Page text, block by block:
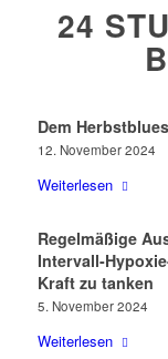
24
Dem
12. November 2024
Weiterlesen
Regelmäßige
Intervall-
Kraft zu tanken
5. November 2024
Weiterlesen